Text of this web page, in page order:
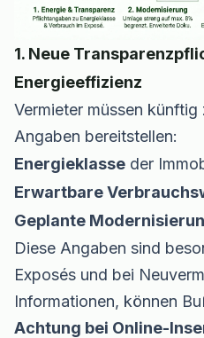
1. Neue
Energieeffizienz
Vermieter müssen
Angaben bereitstellen:
Energieklasse der
Erwartbare
Geplante
Diese Angaben sind
Exposés und bei
Informationen, können
Achtung bei Online-